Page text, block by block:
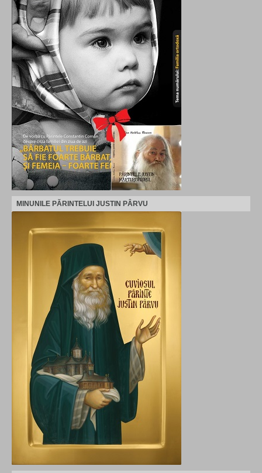
MINUNILE PĂRINTELUI JUSTIN PÂRVU